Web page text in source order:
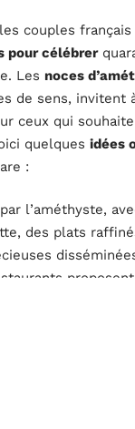
couples
pour célébrer
Les noces
de sens, invitent
ceux qui
quelques idées
:
l’améthyste,
des plats